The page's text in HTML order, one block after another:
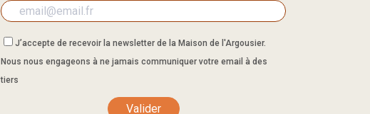
J’accepte de recevoir la newsletter de la Maison de l'Argousier.
Nous nous engageons à ne jamais communiquer votre email à des
tiers
Valider